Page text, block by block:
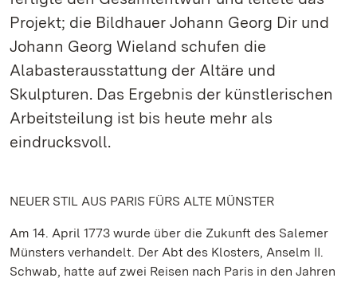
Projekt; die Bildhauer Johann Georg Dir und
Johann Georg Wieland schufen die
Alabasterausstattung der Altäre und
Skulpturen. Das Ergebnis der künstlerischen
Arbeitsteilung ist bis heute mehr als
eindrucksvoll.
NEUER STIL AUS PARIS FÜRS ALTE MÜNSTER
Am 14. April 1773 wurde über die Zukunft des Salemer
Münsters verhandelt. Der Abt des Klosters, Anselm II.
Schwab, hatte auf zwei Reisen nach Paris in den Jahren